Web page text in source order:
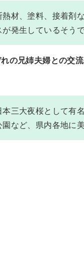
材、塗料、接着剤
発生しているそうで
の兄姉夫婦との交
三大夜桜として有
など、県内各地に